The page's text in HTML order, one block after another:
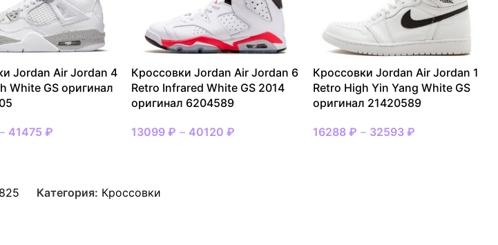
Jordan Air Jordan 4
White GS оригинал
– 41475 ₽
Кроссовки Jordan Air Jordan 6
Retro Infrared White GS 2014
оригинал 6204589
13099₽ – 40120₽
Кроссовки Jordan Air Jordan 1
Retro High Yin Yang White GS
оригинал 21420589
16288₽ – 32593₽
Категория: Кроссовки